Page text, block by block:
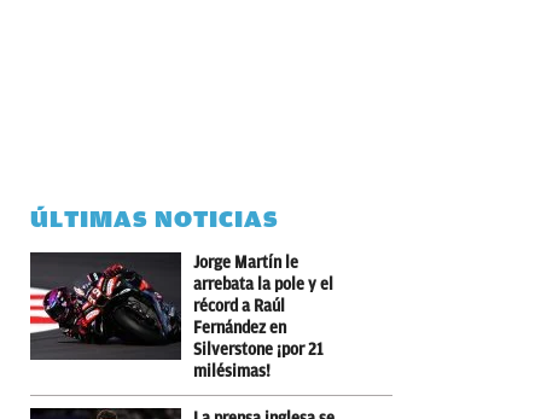
ÚLTIMAS NOTICIAS
Jorge Martín le
arrebata la pole y el
récord a Raúl
Fernández en
Silverstone ¡por 21
milésimas!